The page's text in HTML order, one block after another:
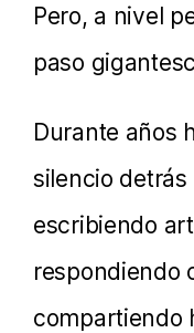
Pero, a nivel
paso
Durante años
silencio
escribiendo
respondiendo
compartiendo